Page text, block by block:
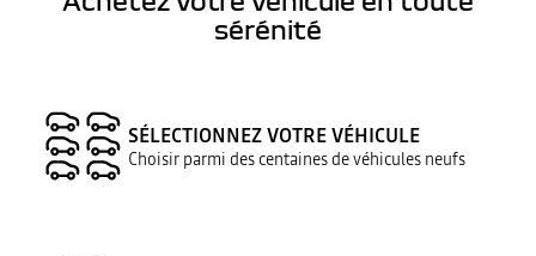
sérénité
SÉLECTIONNEZ VOTRE VÉHICULE
Choisir parmi des centaines de véhicules neufs